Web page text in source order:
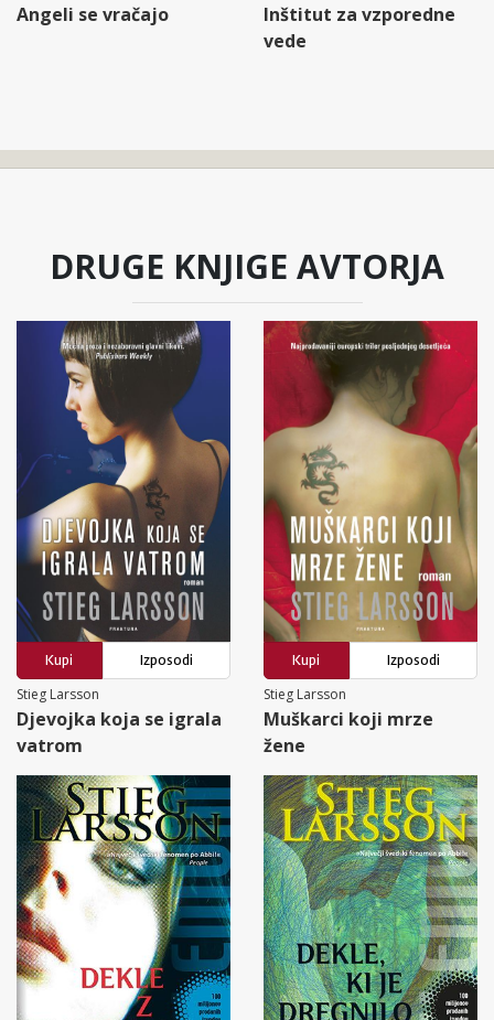
Angeli se vračajo
Inštitut za vzporedne
vede
DRUGE KNJIGE AVTORJA
Kupi
Izposodi
Stieg Larsson
Djevojka koja se igrala
vatrom
Kupi
Izposodi
Stieg Larsson
Muškarci koji mrze
žene